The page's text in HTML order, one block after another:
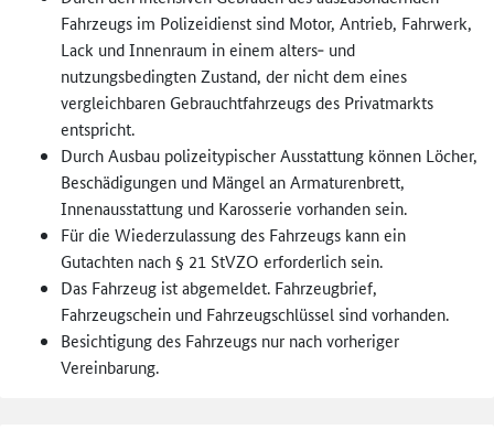
Fahrzeugs im Polizeidienst sind Motor, Antrieb, Fahrwerk,
Lack und Innenraum in einem alters‑ und
nutzungsbedingten Zustand, der nicht dem eines
vergleichbaren Gebrauchtfahrzeugs des Privatmarkts
entspricht.
Durch Ausbau polizeitypischer Ausstattung können Löcher,
Beschädigungen und Mängel an Armaturenbrett,
Innenausstattung und Karosserie vorhanden sein.
Für die Wiederzulassung des Fahrzeugs kann ein
Gutachten nach § 21 StVZO erforderlich sein.
Das Fahrzeug ist abgemeldet. Fahrzeugbrief,
Fahrzeugschein und Fahrzeugschlüssel sind vorhanden.
Besichtigung des Fahrzeugs nur nach vorheriger
Vereinbarung.